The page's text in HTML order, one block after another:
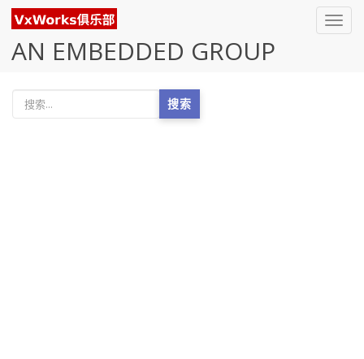
AN EMBEDDED GROUP
搜索